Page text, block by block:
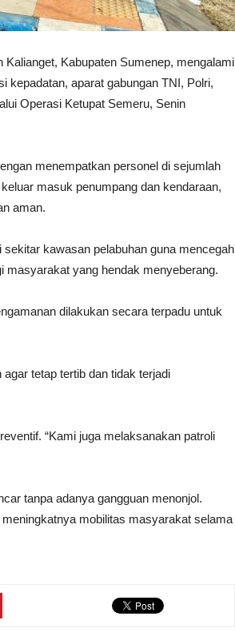
Kabupaten Sumenep, mengalami
kepadatan, aparat gabungan TNI, Polri,
Operasi Ketupat Semeru, Senin
menempatkan personel di sejumlah
masuk penumpang dan kendaraan,
aman.
kawasan pelabuhan guna mencegah
masyarakat yang hendak menyeberang.
dilakukan secara terpadu untuk
tetap tertib dan tidak terjadi
“Kami juga melaksanakan patroli
tanpa adanya gangguan menonjol.
mobilitas masyarakat selama